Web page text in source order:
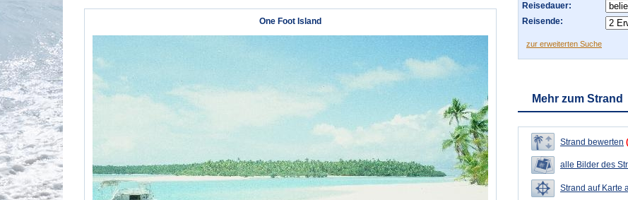
One Foot Island
Reisedauer:
Reisende:
zur erweiterten Suche
Mehr zum Strand
Strand bewerten
alle Bilder des
Strand auf Karte